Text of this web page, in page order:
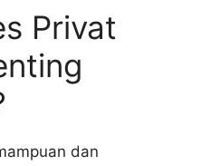
Privat
dan